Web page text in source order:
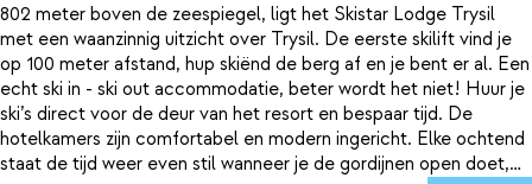
802 meter boven de zeespiegel, ligt het Skistar Lodge Trysil
met een waanzinnig uitzicht over Trysil. De eerste skilift vind je
op 100 meter afstand, hup skiënd de berg af en je bent er al. Een
echt ski in - ski out accommodatie, beter wordt het niet! Huur je
ski’s direct voor de deur van het resort en bespaar tijd. De
hotelkamers zijn comfortabel en modern ingericht. Elke ochtend
staat de tijd weer even stil wanneer je de gordijnen open doet,